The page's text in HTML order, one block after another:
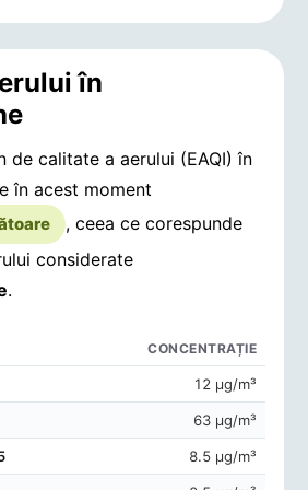
în
de calitate a aerului (EAQI) în
în acest moment
, ceea ce corespunde
considerate
.
CONCENTRAȚIE
12 μg/m³
63 μg/m³
8.5 μg/m³